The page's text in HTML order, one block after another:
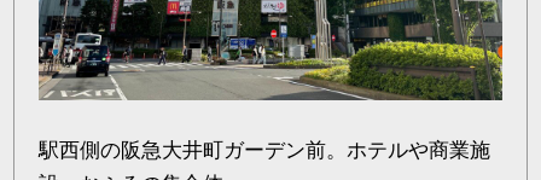
駅西側の阪急大井町ガーデン前。ホテルや商業施